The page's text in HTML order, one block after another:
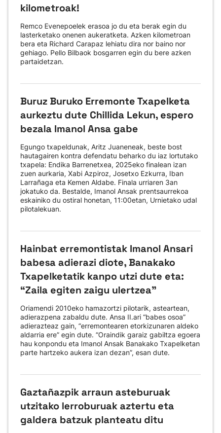
kilometroak!
Remco Evenepoelek erasoa jo du eta berak egin du
lasterketako onenen aukeratketa. Azken kilometroan
bera eta Richard Carapaz lehiatu dira nor baino nor
gehiago. Pello Bilbaok bosgarren egin du bere azken
partaidetzan.
Buruz Buruko Erremonte Txapelketa
aurkeztu dute Chillida Lekun, espero
bezala Imanol Ansa gabe
Egungo txapeldunak, Aritz Juaneneak, beste bost
hautagairen kontra defendatu beharko du iaz lortutako
txapela: Endika Barrenetxea, 2025eko finalean izan
zuen aurkaria, Xabi Azpiroz, Josetxo Ezkurra, Iban
Larrañaga eta Kemen Aldabe. Finala urriaren 3an
jokatuko da. Bestalde, Imanol Ansak prentsaurrekoa
eskainiko du ostiral honetan, 11:00etan, Urnietako udal
pilotalekuan.
Hainbat erremontistak Imanol Ansari
babesa adierazi diote, Banakako
Txapelketatik kanpo utzi dute eta:
“Zaila egiten zaigu ulertzea”
Oriamendi 2010eko hamazortzi pilotarik, asteartean,
adierazpena zabaldu dute. Ansa II.ari “babes osoa”
adierazteaz gain, “erremontearen etorkizunaren aldeko
aldarria ere” egin dute. “Oraindik garaiz gabiltza egoera
hau konpondu eta Imanol Ansak Banakako Txapelketan
parte hartzeko aukera izan dezan”, esan dute.
Gaztañazpik arraun asteburuak
utzitako lerroburuak aztertu eta
galdera batzuk planteatu ditu